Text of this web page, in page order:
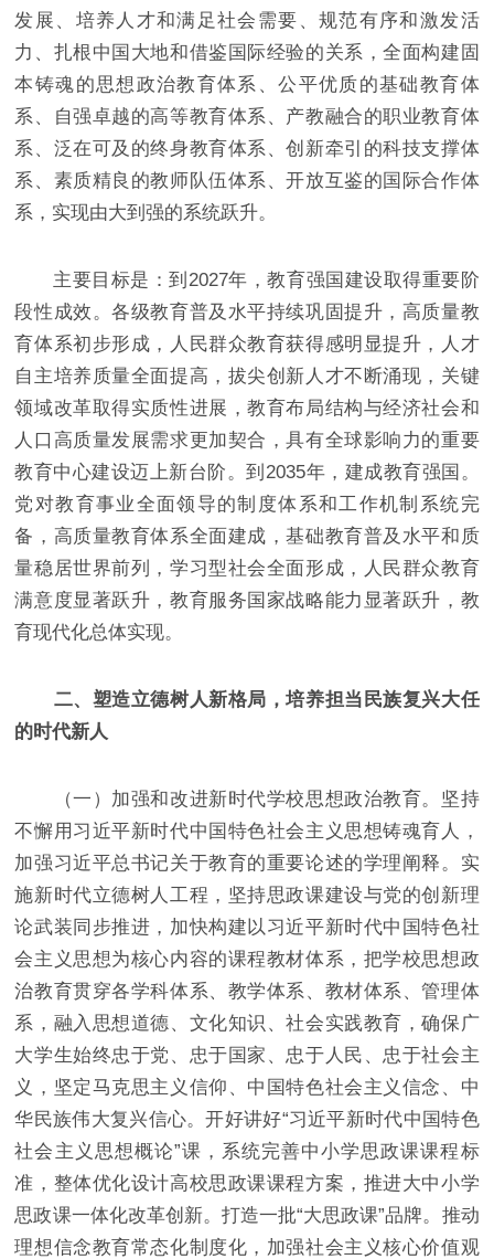
发展、培养人才和满足社会需要、规范有序和激发活
力、扎根中国大地和借鉴国际经验的关系，全面构建固
本铸魂的思想政治教育体系、公平优质的基础教育体
系、自强卓越的高等教育体系、产教融合的职业教育体
系、泛在可及的终身教育体系、创新牵引的科技支撑体
系、素质精良的教师队伍体系、开放互鉴的国际合作体
系，实现由大到强的系统跃升。
主要目标是：到2027年，教育强国建设取得重要阶
段性成效。各级教育普及水平持续巩固提升，高质量教
育体系初步形成，人民群众教育获得感明显提升，人才
自主培养质量全面提高，拔尖创新人才不断涌现，关键
领域改革取得实质性进展，教育布局结构与经济社会和
人口高质量发展需求更加契合，具有全球影响力的重要
教育中心建设迈上新台阶。到2035年，建成教育强国。
党对教育事业全面领导的制度体系和工作机制系统完
备，高质量教育体系全面建成，基础教育普及水平和质
量稳居世界前列，学习型社会全面形成，人民群众教育
满意度显著跃升，教育服务国家战略能力显著跃升，教
育现代化总体实现。
二、塑造立德树人新格局，培养担当民族复兴大任
的时代新人
（一）加强和改进新时代学校思想政治教育。坚持
不懈用习近平新时代中国特色社会主义思想铸魂育人，
加强习近平总书记关于教育的重要论述的学理阐释。实
施新时代立德树人工程，坚持思政课建设与党的创新理
论武装同步推进，加快构建以习近平新时代中国特色社
会主义思想为核心内容的课程教材体系，把学校思想政
治教育贯穿各学科体系、教学体系、教材体系、管理体
系，融入思想道德、文化知识、社会实践教育，确保广
大学生始终忠于党、忠于国家、忠于人民、忠于社会主
义，坚定马克思主义信仰、中国特色社会主义信念、中
华民族伟大复兴信心。开好讲好“习近平新时代中国特色
社会主义思想概论”课，系统完善中小学思政课课程标
准，整体优化设计高校思政课课程方案，推进大中小学
思政课一体化改革创新。打造一批“大思政课”品牌。推动
理想信念教育常态化制度化，加强社会主义核心价值观